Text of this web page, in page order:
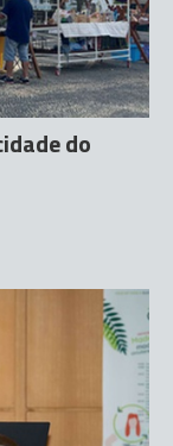
do